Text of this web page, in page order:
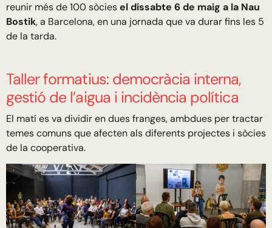
reunir més de 100 sòciesel dissabte 6 de maig a la Nau
Bostik, a Barcelona, en una jornada que va durar fins les 5
de la tarda.
Taller formatius: democràcia interna,
gestió de l’aigua i incidència política
El matí es va dividir en dues franges, ambdues per tractar
temes comuns que afecten als diferents projectes i sòcies
de la cooperativa.